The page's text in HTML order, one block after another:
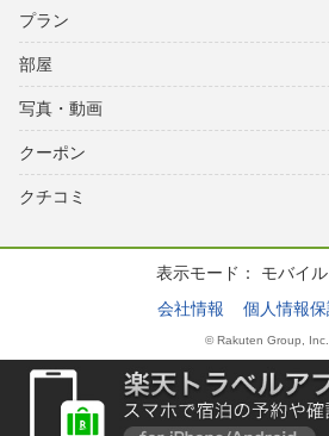
プラン
部屋
写真・動画
クーポン
クチコミ
表示モード： モバイル
会社情報
個人情報
© Rakuten Group, Inc.